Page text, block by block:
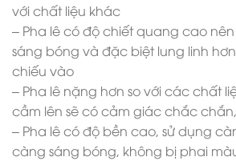
với chất liệu khác
– Pha lê có độ chiết quang cao nên
sáng bóng và đặc biệt lung linh
chiếu vào
– Pha lê nặng hơn so với các chất
cầm lên sẽ có cảm giác chắc
– Pha lê có độ bền cao, sử dụng
càng sáng bóng, không bị phai